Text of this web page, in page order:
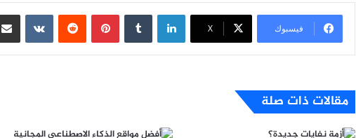
فيسبوك X
لينكدإن بينتيريست
مقالات ذات صلة